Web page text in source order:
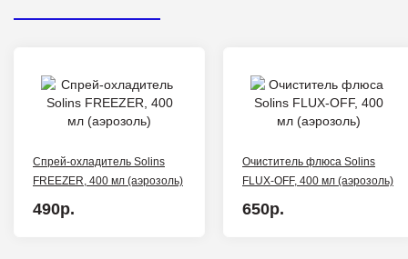
Спрей-охладитель Solins
FREEZER, 400 мл (аэрозоль)
490р.
Очиститель флюса Solins
FLUX-OFF, 400 мл (аэрозоль)
650р.